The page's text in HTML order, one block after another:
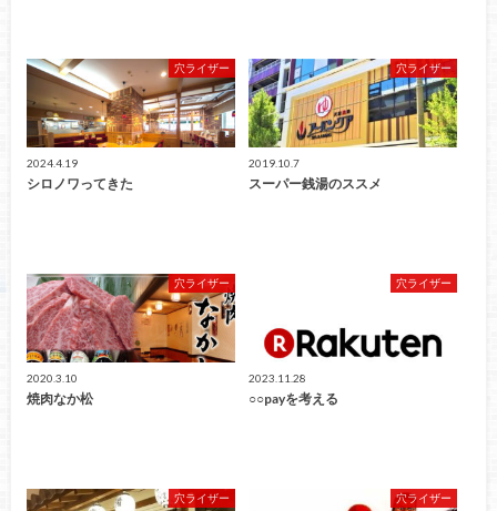
穴ライザー
2024.4.19
シロノワってきた
穴ライザー
2019.10.7
スーパー銭湯のススメ
穴ライザー
2020.3.10
焼肉なか松
穴ライザー
2023.11.28
○○payを考える
穴ライザー 穴ライザー